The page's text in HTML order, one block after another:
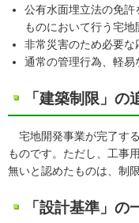
公有水面埋立法の免
ものにおいて行う宅地
非常災害のため必要
通常の管理行為、軽
「建築制限」の
宅地開発事業が完了す
ものです。ただし、工事
無いと認めたものは、制
「設計基準」の